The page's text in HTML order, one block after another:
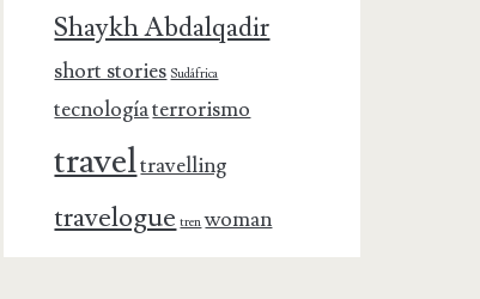
Shaykh Abdalqadir
short stories Sudáfrica
tecnologíaterrorismo
traveltravelling
travelogue tren woman